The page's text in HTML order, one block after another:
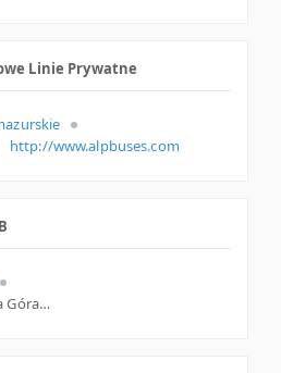
Linie Prywatne
http://www.alpbuses.com
ul. Kopernika 11, Zielona Góra